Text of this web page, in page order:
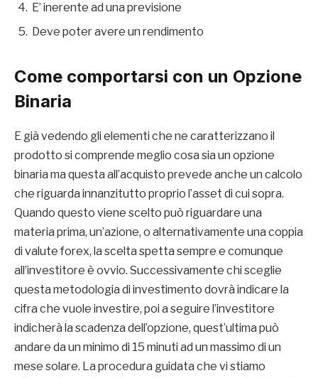
E’ inerente ad una previsione
Deve poter avere un rendimento
Come comportarsi con un Opzione
Binaria
E già vedendo gli elementi che ne caratterizzano il
prodotto si comprende meglio cosa sia un opzione
binaria ma questa all’acquisto prevede anche un calcolo
che riguarda innanzitutto proprio l’asset di cui sopra.
Quando questo viene scelto può riguardare una
materia prima, un’azione, o alternativamente una coppia
di valute forex, la scelta spetta sempre e comunque
all’investitore è ovvio. Successivamente chi sceglie
questa metodologia di investimento dovrà indicare la
cifra che vuole investire, poi a seguire l’investitore
indicherà la scadenza dell’opzione, quest’ultima può
andare da un minimo di 15 minuti ad un massimo di un
mese solare. La procedura guidata che vi stiamo